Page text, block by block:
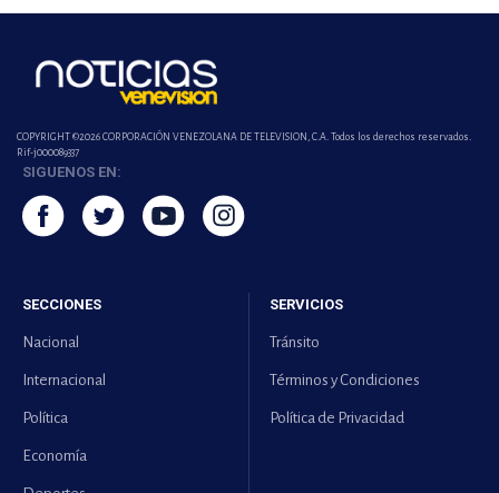
COPYRIGHT ©2026 CORPORACIÓN VENEZOLANA DE TELEVISION, C.A. Todos los derechos reservados.
Rif-j000089337
SIGUENOS EN:
SECCIONES
Nacional
Internacional
Política
Economía
SERVICIOS
Tránsito
Términos y Condiciones
Política de Privacidad